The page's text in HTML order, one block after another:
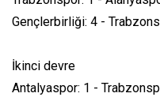
Gençlerbirliği: 4 -
İkinci devre
Antalyaspor: 1 -